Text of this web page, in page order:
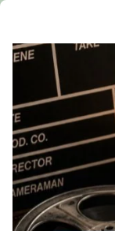
Recupera
tican
07/carmina-
espana-
Foto
View on Facebook ·